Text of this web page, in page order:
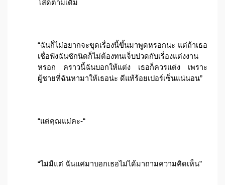
โสดตามเดิม
“ฉันก็ไม่อยากจะขุดเรื่องนี้ขึ้นมาพูดหรอกนะ แต่ถ้าเธอ
เชื่อฟังฉันซักนิดก็ไม่ต้องทนเจ็บปวดกับเรื่องแต่งงาน
หรอก คราวนี้ฉันบอกให้แต่ง เธอก็ควรแต่ง เพราะ
ผู้ชายที่ฉันหามาให้เธอน่ะ ดีแท้ร้อยเปอร์เซ็นแน่นอน”
“แต่คุณแม่คะ-“
“ไม่มีแต่ ฉันแค่มาบอกเธอไม่ได้มาถามความคิดเห็น”